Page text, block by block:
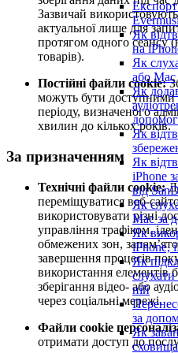
Експорт
Як
на
Як
або Mac
Як
Як
Як
iPhone
від
Як
Mac за
Як
iPhone,
Як
ній
за
Як
Зазвичай
актуальної лише для
протягом одного сеансу
товарів).
Постійні файли cookie:
можуть бути
періоду, визначеного
хвилин до кількох років.
За призначенням
Технічні файли cookie:
переміщуватися веб-
використовувати різні
управління трафіком,
обмежених зон,
завершення процесів
використання елементів
зберігання відео- або
через соціальні мережі.
Файли cookie
отримати доступ до